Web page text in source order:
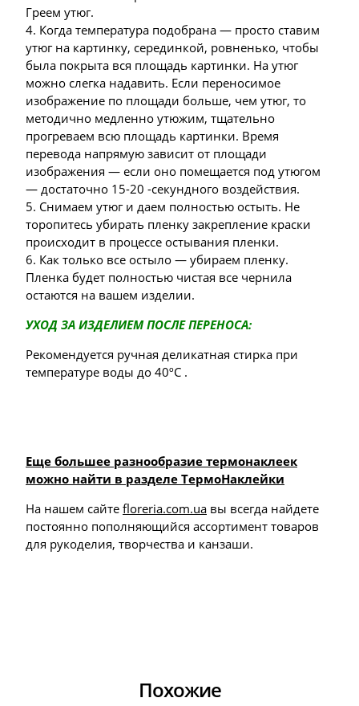
Греем утюг.
4. Когда температура подобрана — просто ставим
утюг на картинку, серединкой, ровненько, чтобы
была покрыта вся площадь картинки. На утюг
можно слегка надавить. Если переносимое
изображение по площади больше, чем утюг, то
методично медленно утюжим, тщательно
прогреваем всю площадь картинки. Время
перевода напрямую зависит от площади
изображения — если оно помещается под утюгом
— достаточно 15-20 -секундного воздействия.
5. Снимаем утюг и даем полностью остыть. Не
торопитесь убирать пленку закрепление краски
происходит в процессе остывания пленки.
6. Как только все остыло — убираем пленку.
Пленка будет полностью чистая все чернила
остаются на вашем изделии.
УХОД ЗА ИЗДЕЛИЕМ ПОСЛЕ ПЕРЕНОСА:
Рекомендуется ручная деликатная стирка при
температуре воды до 40ºС .
Еще большее разнообразие термонаклеек
можно найти в разделе ТермоНаклейки
На нашем сайте floreria.com.ua вы всегда найдете
постоянно пополняющийся ассортимент товаров
для рукоделия, творчества и канзаши.
Похожие